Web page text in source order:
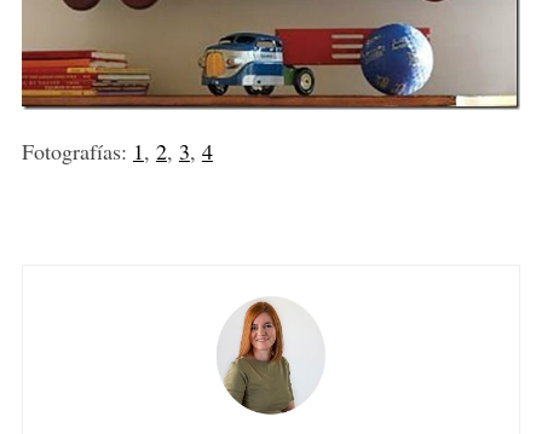
Fotografías: 1, 2, 3, 4